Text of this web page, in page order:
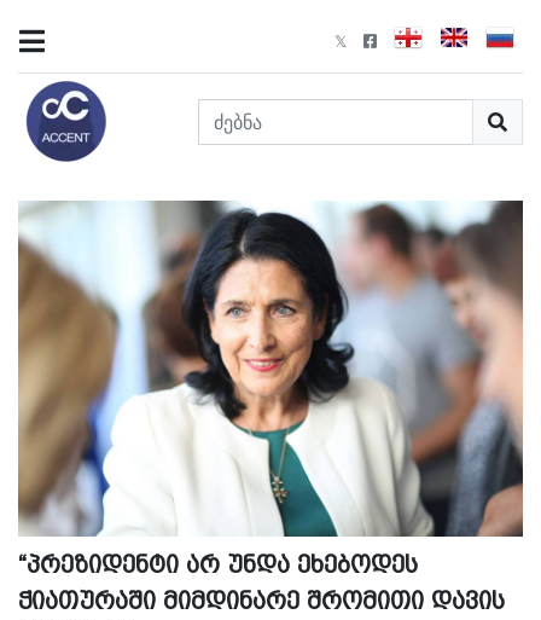
“პრეზიდენტი არ უნდა ეხებოდეს
ჭიათურაში მიმდინარე შრომითი დავის